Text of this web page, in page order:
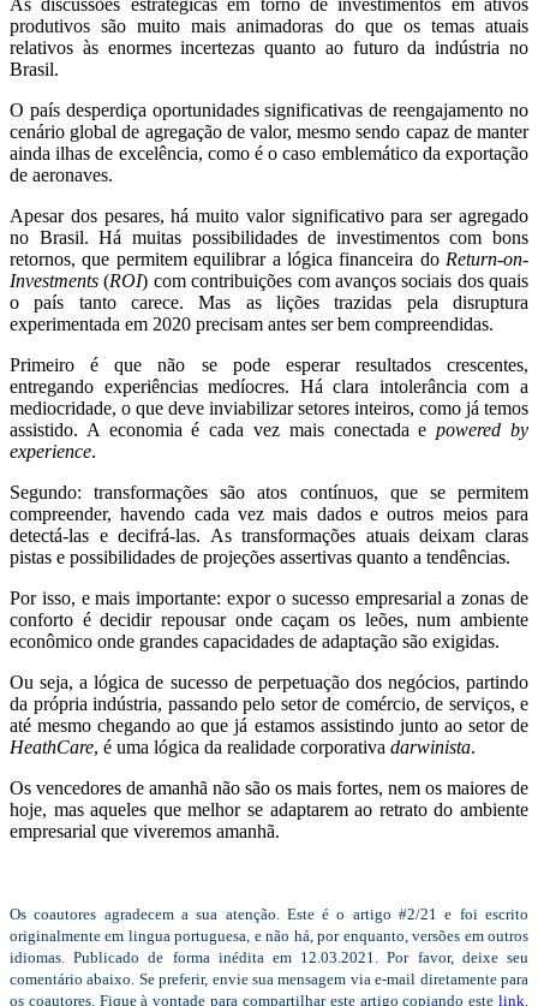
As discussões estratégicas em torno de investimentos em ativos
produtivos são muito mais animadoras do que os temas atuais
relativos às enormes incertezas quanto ao futuro da indústria no
Brasil.
O país desperdiça oportunidades significativas de reengajamento no
cenário global de agregação de valor, mesmo sendo capaz de manter
ainda ilhas de excelência, como é o caso emblemático da exportação
de aeronaves.
Apesar dos pesares, há muito valor significativo para ser agregado
no Brasil. Há muitas possibilidades de investimentos com bons
retornos, que permitem equilibrar a lógica financeira do Return-on-
Investments (ROI) com contribuições com avanços sociais dos quais
o país tanto carece. Mas as lições trazidas pela disruptura
experimentada em 2020 precisam antes ser bem compreendidas.
Primeiro é que não se pode esperar resultados crescentes,
entregando experiências medíocres. Há clara intolerância com a
mediocridade, o que deve inviabilizar setores inteiros, como já temos
assistido. A economia é cada vez mais conectada epowered by
experience.
Segundo: transformações são atos contínuos, que se permitem
compreender, havendo cada vez mais dados e outros meios para
detectá-las e decifrá-las. As transformações atuais deixam claras
pistas e possibilidades de projeções assertivas quanto a tendências.
Por isso, e mais importante: expor o sucesso empresarial a zonas de
conforto é decidir repousar onde caçam os leões, num ambiente
econômico onde grandes capacidades de adaptação são exigidas.
Ou seja, a lógica de sucesso de perpetuação dos negócios, partindo
da própria indústria, passando pelo setor de comércio, de serviços, e
até mesmo chegando ao que já estamos assistindo junto ao setor de
HeathCare, é uma lógica da realidade corporativa darwinista.
Os vencedores de amanhã não são os mais fortes, nem os maiores de
hoje, mas aqueles que melhor se adaptarem ao retrato do ambiente
empresarial que viveremos amanhã.
Os coautores agradecem a sua atenção.Este é o artigo #2/21 e foi escrito
originalmente em lingua portuguesa, e não há, por enquanto, versões em outros
idiomas. Publicado de forma inédita em 12.03.2021. Por favor, deixe seu
comentário abaixo. Se preferir, envie sua mensagem via e-mail diretamente para
os coautores. Fique à vontade para compartilhar este artigo copiando este link.